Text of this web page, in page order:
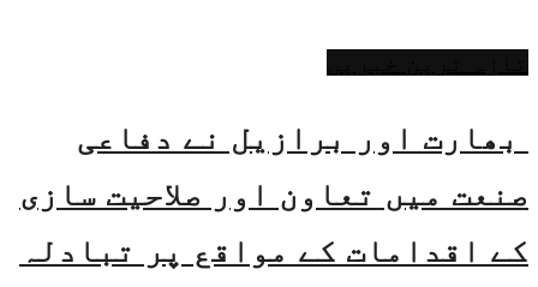
بھارت اور برازیل نے دفاعی
صنعت میں تعاون اور صلاحیت سازی
کے اقدامات کے مواقع پر تبادلہ